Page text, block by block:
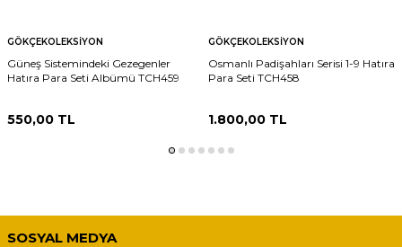
GÖKÇEKOLEKSIYON
Güneş Sistemindeki Gezegenler
Hatıra Para Seti Albümü TCH459
550,00 TL
GÖKÇEKOLEKSIYON
Osmanlı Padişahları Serisi 1-9 Hatıra
Para Seti TCH458
1.800,00TL
SOSYAL MEDYA